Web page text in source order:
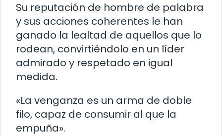
Su reputación de hombre de palabra
y sus acciones coherentes le han
ganado la lealtad de aquellos que lo
rodean, convirtiéndolo en un líder
admirado y respetado en igual
medida.
«La venganza es un arma de doble
filo, capaz de consumir al que la
empuña».